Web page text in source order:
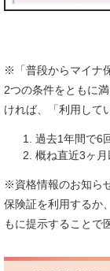
※「普段からマイナ
2つの条件をともに
ければ、「利用して
過去1年間で6
概ね直近3ヶ
※資格情報のお知ら
保険証を利用するか
もに提示することで